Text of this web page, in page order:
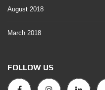
August 2018
March 2018
FOLLOW US